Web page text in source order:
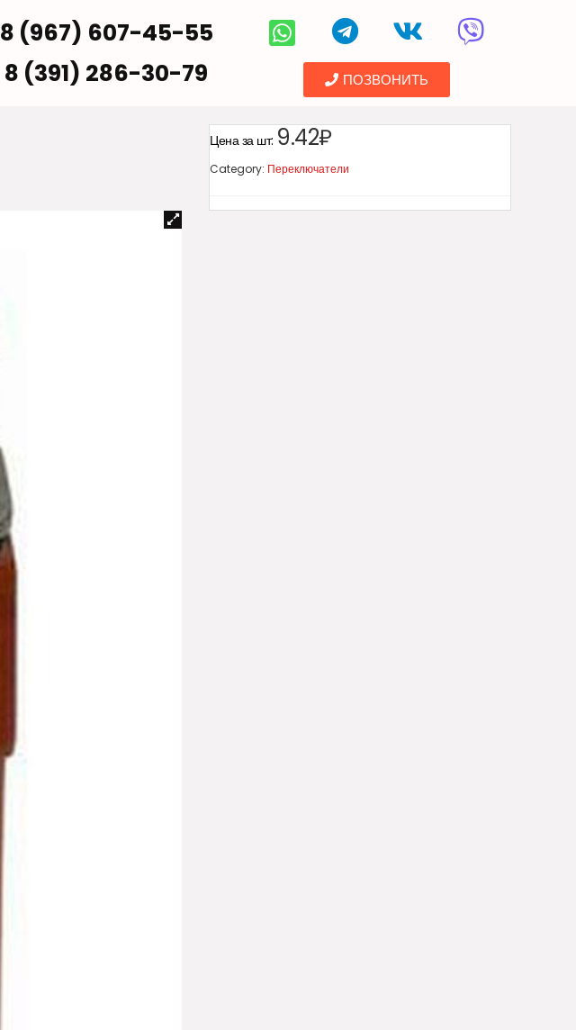
8 (967) 607-45-55
8 (391) 286-30-79
ПОЗВОНИТЬ
Цена за шт: 9.42₽
Category: Переключатели